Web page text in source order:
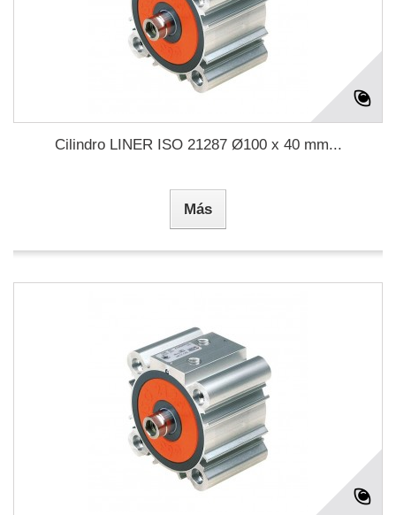
Cilindro LINER ISO 21287 Ø100 x 40 mm...
Más